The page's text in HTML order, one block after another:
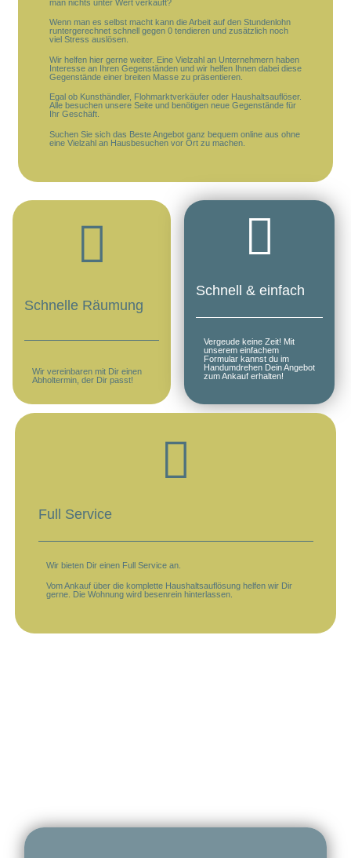
man nichts unter Wert verkauft?
Wenn man es selbst macht kann die Arbeit auf den Stundenlohn
runtergerechnet schnell gegen 0 tendieren und zusätzlich noch
viel Stress auslösen.
Wir helfen hier gerne weiter. Eine Vielzahl an Unternehmern haben
Interesse an Ihren Gegenständen und wir helfen Ihnen dabei diese
Gegenstände einer breiten Masse zu präsentieren.
Egal ob Kunsthändler, Flohmarktverkäufer oder Haushaltsauflöser.
Alle besuchen unsere Seite und benötigen neue Gegenstände für
Ihr Geschäft.
Suchen Sie sich das Beste Angebot ganz bequem online aus ohne
eine Vielzahl an Hausbesuchen vor Ort zu machen.
Schnelle Räumung
Wir vereinbaren mit Dir einen
Abholtermin, der Dir passt!
Schnell & einfach
Vergeude keine Zeit! Mit
unserem einfachem
Formular kannst du im
Handumdrehen Dein Angebot
zum Ankauf erhalten!
Full Service
Wir bieten Dir einen Full Service an.
Vom Ankauf über die komplette Haushaltsauflösung helfen wir Dir
gerne. Die Wohnung wird besenrein hinterlassen.